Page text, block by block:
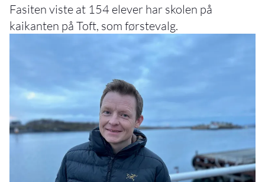
Fasiten viste at 154 elever har skolen på
kaikanten på Toft, som førstevalg.